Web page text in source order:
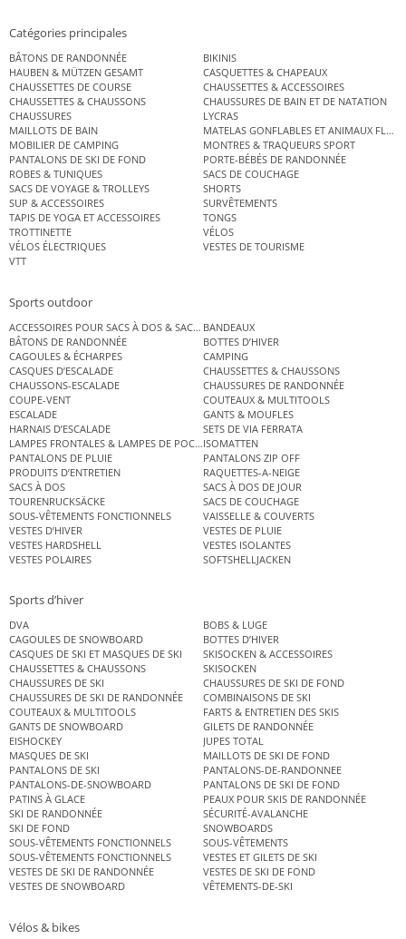
Catégories principales
BÂTONS DE RANDONNÉE
BIKINIS
HAUBEN & MÜTZEN GESAMT
CASQUETTES & CHAPEAUX
CHAUSSETTES DE COURSE
CHAUSSETTES & ACCESSOIRES
CHAUSSETTES & CHAUSSONS
CHAUSSURES DE BAIN ET DE NATATION
CHAUSSURES
LYCRAS
MAILLOTS DE BAIN
MATELAS GONFLABLES ET ANIMAUX
MOBILIER DE CAMPING
MONTRES & TRAQUEURS SPORT
PANTALONS DE SKI DE FOND
PORTE-BÉBÉS DE RANDONNÉE
ROBES & TUNIQUES
SACS DE COUCHAGE
SACS DE VOYAGE & TROLLEYS
SHORTS
SUP & ACCESSOIRES
SURVÊTEMENTS
TAPIS DE YOGA ET ACCESSOIRES
TONGS
TROTTINETTE
VÉLOS
VÉLOS ÉLECTRIQUES
VESTES DE TOURISME
VTT
Sports outdoor
ACCESSOIRES POUR SACS À DOS & SACS ÉTANCHES
BANDEAUX
BÂTONS DE RANDONNÉE
BOTTES D’HIVER
CAGOULES & ÉCHARPES
CAMPING
CASQUES D’ESCALADE
CHAUSSETTES & CHAUSSONS
CHAUSSONS-ESCALADE
CHAUSSURES DE RANDONNÉE
COUPE-VENT
COUTEAUX & MULTITOOLS
ESCALADE
GANTS & MOUFLES
HARNAIS D’ESCALADE
SETS DE VIA FERRATA
LAMPES FRONTALES & LAMPES DE POCHEISOMATTEN
PANTALONS DE PLUIE
PANTALONS ZIP OFF
PRODUITS D’ENTRETIEN
RAQUETTES-A-NEIGE
SACS À DOS
SACS À DOS DE JOUR
TOURENRUCKSÄCKE
SACS DE COUCHAGE
SOUS-VÊTEMENTS FONCTIONNELS
VAISSELLE & COUVERTS
VESTES D’HIVER
VESTES DE PLUIE
VESTES HARDSHELL
VESTES ISOLANTES
VESTES POLAIRES
SOFTSHELLJACKEN
Sports d’hiver
DVA
BOBS & LUGE
CAGOULES DE SNOWBOARD
BOTTES D’HIVER
CASQUES DE SKI ET MASQUES DE SKI
SKISOCKEN & ACCESSOIRES
CHAUSSETTES & CHAUSSONS
SKISOCKEN
CHAUSSURES DE SKI
CHAUSSURES DE SKI DE FOND
CHAUSSURES DE SKI DE RANDONNÉE
COMBINAISONS DE SKI
COUTEAUX & MULTITOOLS
FARTS & ENTRETIEN DES SKIS
GANTS DE SNOWBOARD
GILETS DE RANDONNÉE
EISHOCKEY
JUPES TOTAL
MASQUES DE SKI
MAILLOTS DE SKI DE FOND
PANTALONS DE SKI
PANTALONS-DE-RANDONNEE
PANTALONS-DE-SNOWBOARD
PANTALONS DE SKI DE FOND
PATINS À GLACE
PEAUX POUR SKIS DE RANDONNÉE
SKI DE RANDONNÉE
SÉCURITÉ-AVALANCHE
SKI DE FOND
SNOWBOARDS
SOUS-VÊTEMENTS FONCTIONNELS
SOUS-VÊTEMENTS
SOUS-VÊTEMENTS FONCTIONNELS
VESTES ET GILETS DE SKI
VESTES DE SKI DE RANDONNÉE
VESTES DE SKI DE FOND
VESTES DE SNOWBOARD
VÊTEMENTS-DE-SKI
Vélos & bikes